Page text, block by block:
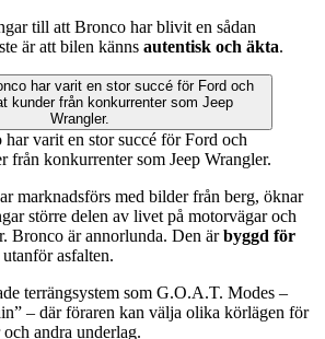
till att Bronco har blivit en sådan
är att bilen känns autentisk och äkta.
varit en stor succé för Ford och
från konkurrenter som Jeep Wrangler.
marknadsförs med bilder från berg, öknar
större delen av livet på motorvägar och
Bronco är annorlunda. Den ärbyggd för
utanför asfalten.
terrängsystem som G.O.A.T. Modes –
– där föraren kan välja olika körlägen för
andra underlag.